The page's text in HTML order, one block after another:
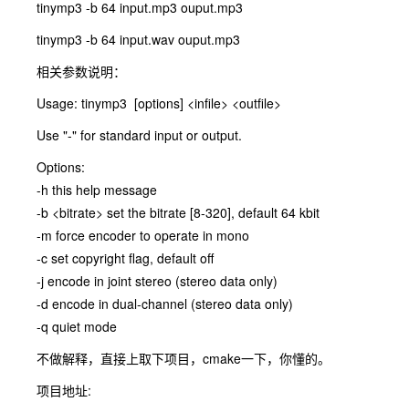
tinymp3 -b 64 input.mp3 ouput.mp3
tinymp3 -b 64 input.wav ouput.mp3
相关参数说明：
Usage: tinymp3 [options] <infile> <outfile>
Use "-" for standard input or output.
Options:
-h this help message
-b <bitrate> set the bitrate [8-320], default 64 kbit
-m force encoder to operate in mono
-c set copyright flag, default off
-j encode in joint stereo (stereo data only)
-d encode in dual-channel (stereo data only)
-q quiet mode
不做解释，直接上取下项目，cmake一下，你懂的。
项目地址: